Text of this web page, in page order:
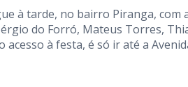
à tarde, no bairro Piranga, com
do Forró, Mateus Torres,
à festa, é só ir até a